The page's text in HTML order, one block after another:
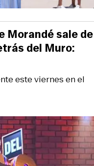
este viernes en el
Morandé sale de
del Muro: